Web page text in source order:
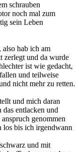
schrauben
noch mal zum
sein Leben
hab ich am
zerlegt und da wurde
ist wie gedacht,
und teilweise
nicht mehr zu retten.
und mich daran
das entlacken und
genommen
los bis ich irgendwann
und mit